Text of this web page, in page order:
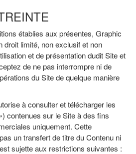
établies aux présentes, Graphic
droit limité, non exclusif et non
et de présentation dudit Site et
de ne pas interrompre ni de
du Site de quelque manière
à consulter et télécharger les
contenues sur le Site à des fins
uniquement. Cette
un transfert de titre du Contenu ni
sujette aux restrictions suivantes :